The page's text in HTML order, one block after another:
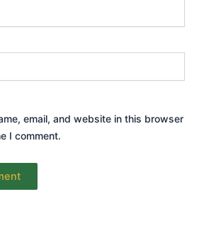
email, and website in this browser
I comment.